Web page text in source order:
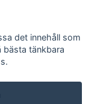
det innehåll som
tänkbara